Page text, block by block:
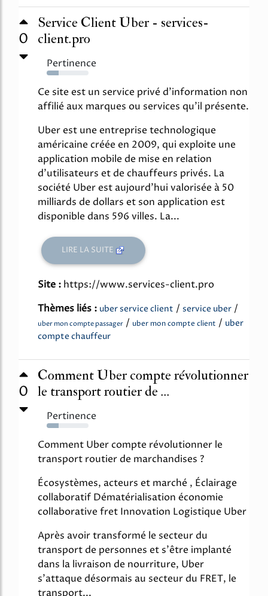
0
Service Client Uber - services-
client.pro
Pertinence
28%
Ce site est un service privé d'information non
affilié aux marques ou services qu'il présente.
Uber est une entreprise technologique
américaine créée en 2009, qui exploite une
application mobile de mise en relation
d'utilisateurs et de chauffeurs privés. La
société Uber est aujourd'hui valorisée à 50
milliards de dollars et son application est
disponible dans 596 villes. La...
LIRE LA SUITE
Site : https://www.services-client.pro
Thèmes liés : uber service client / service uber /
uber mon compte passager / uber mon compte client / uber
compte chauffeur
0
Comment Uber compte révolutionner
le transport routier de ...
Pertinence
28%
Comment Uber compte révolutionner le
transport routier de marchandises ?
Écosystèmes, acteurs et marché , Éclairage
collaboratif Dématérialisation économie
collaborative fret Innovation Logistique Uber
Après avoir transformé le secteur du
transport de personnes et s'être implanté
dans la livraison de nourriture, Uber
s'attaque désormais au secteur du FRET, le
transport...